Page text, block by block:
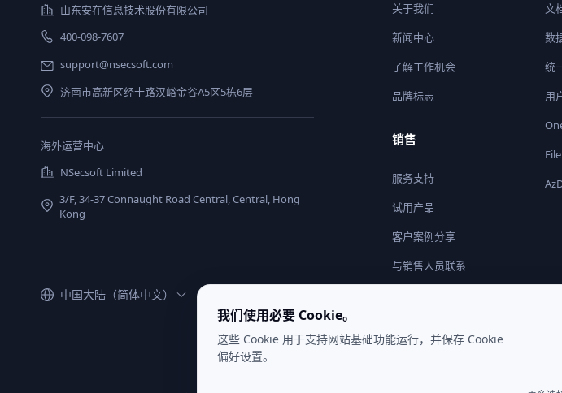
我们使用必要 Cookie。
这些 Cookie 用于支持网站基础功能运行，并保存 Cookie
偏好设置。
山东安在信息技术股份有限公司
400-098-7607
support@nsecsoft.com
济南市高新区经十路汉峪金谷A5区5栋6层
海外运营中心
NSecsoft Limited
3/F, 34-37 Connaught Road Central, Central, Hong
Kong
中国大陆（简体中文）
关于我们
新闻中心
了解工作机会
品牌标志
销售
服务支持
试用产品
客户案例分享
与销售人员联系
文
数
统
用